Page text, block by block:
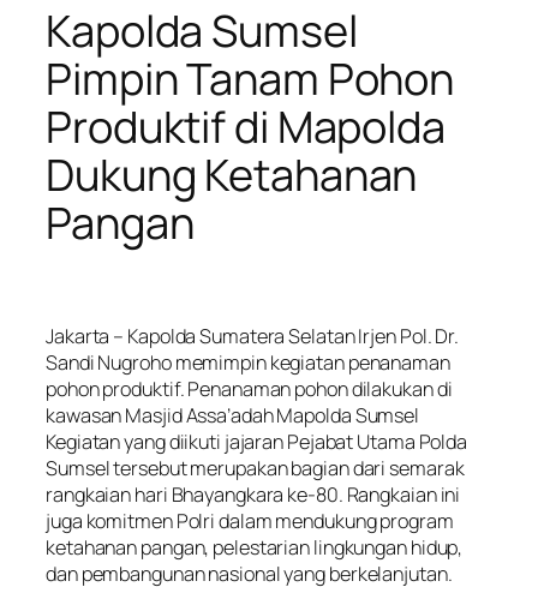
Kapolda Sumsel
Pimpin Tanam Pohon
Produktif di Mapolda
Dukung Ketahanan
Pangan
Jakarta – Kapolda Sumatera Selatan Irjen Pol. Dr.
Sandi Nugroho memimpin kegiatan penanaman
pohon produktif. Penanaman pohon dilakukan di
kawasan Masjid Assa’adah Mapolda Sumsel
Kegiatan yang diikuti jajaran Pejabat Utama Polda
Sumsel tersebut merupakan bagian dari semarak
rangkaian hari Bhayangkara ke-80. Rangkaian ini
juga komitmen Polri dalam mendukung program
ketahanan pangan, pelestarian lingkungan hidup,
dan pembangunan nasional yang berkelanjutan.